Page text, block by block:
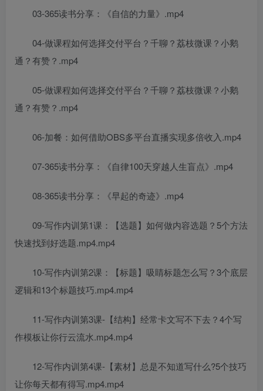
03-365读书分享：《自信的力量》.mp4
04-做课程如何选择交付平台？千聊？荔枝微课？小鹅
通？有赞？.mp4
05-做课程如何选择交付平台？千聊？荔枝微课？小鹅
通？有赞？.mp4
06-加餐：如何借助OBS多平台直播实现多倍收入.mp4
07-365读书分享：《自律100天穿越人生盲点》.mp4
08-365读书分享：《早起的奇迹》.mp4
09-写作内训第1课：【选题】如何做内容选题？5个方法
快速找到好选题.mp4.mp4
10-写作内训第2课：【标题】吸睛标题怎么写？3个底层
逻辑和13个标题技巧.mp4.mp4
11-写作内训第3课-【结构】经常卡文写不下去？4个写
作模板让你行云流水.mp4.mp4
12-写作内训第4课-【素材】总是不知道写什么?5个技巧
让你每天都有得写.mp4.mp4